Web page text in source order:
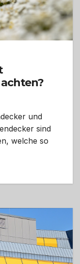
und
sind
welche so